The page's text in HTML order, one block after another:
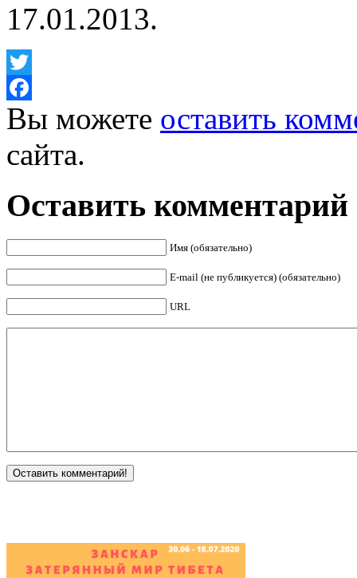
17.01.2013.
Twitter
Facebook
Вы можете оставить
сайта.
Оставить комментарий
Имя (обязательно)
E-mail (не публикуется) (обязательно)
URL